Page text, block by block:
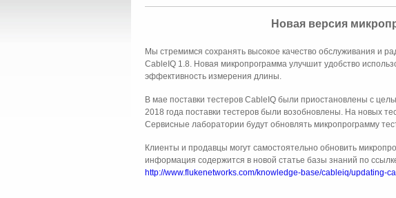
Новая версия
Мы стремимся сохранять высокое качество обслуживания и
CableIQ 1.8. Новая микропрограмма улучшит удобство
эффективность измерения длины.
В мае поставки тестеров CableIQ были приостановлены с
2018 года поставки тестеров были возобновлены. На новых
Сервисные лаборатории будут обновлять микропрограмму
Клиенты и продавцы могут самостоятельно обновить
информация содержится в новой статье базы знаний по
http://www.flukenetworks.com/knowledge-base/cableiq/updating-